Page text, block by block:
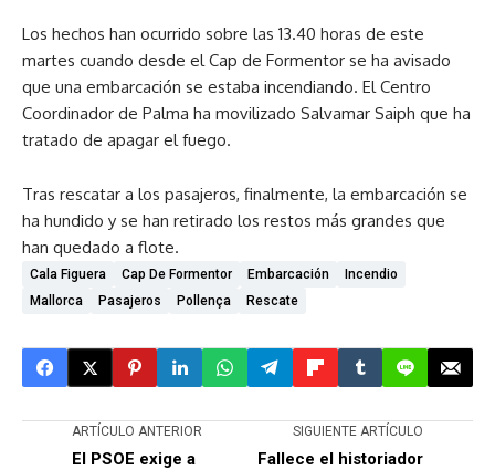
Los hechos han ocurrido sobre las 13.40 horas de este
martes cuando desde el Cap de Formentor se ha avisado
que una embarcación se estaba incendiando. El Centro
Coordinador de Palma ha movilizado Salvamar Saiph que ha
tratado de apagar el fuego.
Tras rescatar a los pasajeros, finalmente, la embarcación se
ha hundido y se han retirado los restos más grandes que
han quedado a flote.
Cala Figuera Cap De Formentor Embarcación
Incendio
Mallorca
Pasajeros Pollença Rescate
ARTÍCULO ANTERIOR
El PSOE exige a
SIGUIENTE ARTÍCULO
Fallece el historiador